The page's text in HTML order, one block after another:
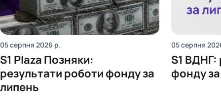
05 серпня 2026 р.
S1 Plaza Позняки:
результати роботи фонду за
липень
05 серпня
S1 ВДНГ:
фонду